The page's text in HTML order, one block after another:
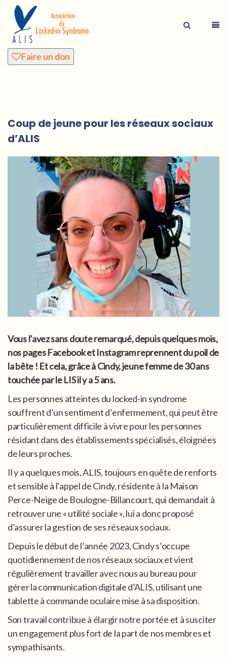
Faire un don
Coup de jeune pour les réseaux sociaux
d’ALIS
Vous l’avez sans doute remarqué, depuis quelques mois,
nos pages Facebook et Instagram reprennent du poil de
la bête ! Et cela, grâce à Cindy, jeune femme de 30 ans
touchée par le LIS il y a 5 ans.
Les personnes atteintes du locked-in syndrome
souffrent d’un sentiment d’enfermement, qui peut être
particulièrement difficile à vivre pour les personnes
résidant dans des établissements spécialisés, éloignées
de leurs proches.
Il y a quelques mois, ALIS, toujours en quête de renforts
et sensible à l’appel de Cindy, résidente à la Maison
Perce-Neige de Boulogne-Billancourt, qui demandait à
retrouver une « utilité sociale », lui a donc proposé
d’assurer la gestion de ses réseaux sociaux.
Depuis le début de l’année 2023, Cindy s’occupe
quotidiennement de nos réseaux sociaux et vient
régulièrement travailler avec nous au bureau pour
gérer la communication digitale d’ALIS, utilisant une
tablette à commande oculaire mise à sa disposition.
Son travail contribue à élargir notre portée et à susciter
un engagement plus fort de la part de nos membres et
sympathisants.